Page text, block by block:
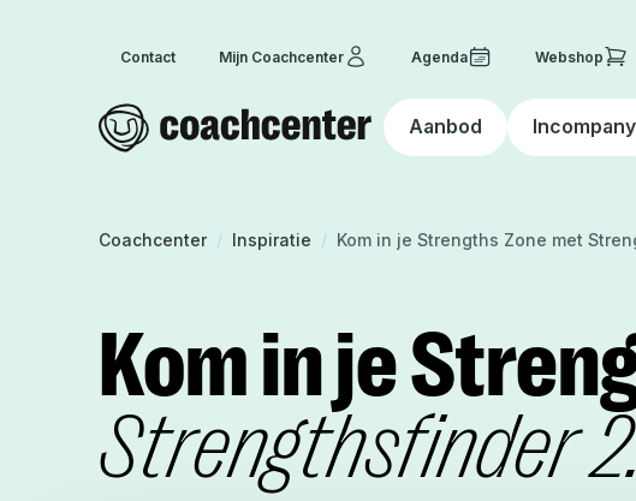
Homepage
Contact Mijn Coachcenter Agenda Webshop
Aanbod Incompany
Coachcenter / Inspiratie / Kom in je Strengths Zone met
Kom in je
Strengthsfinder